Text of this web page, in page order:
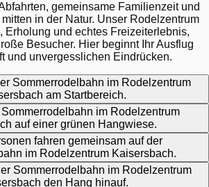
gemeinsame Familienzeit und
in der Natur. Unser Rodelzentrum
Erholung und echtes Freizeiterlebnis,
Besucher. Hier beginnt Ihr Ausflug
und unvergesslichen Eindrücken.
dem Rodelzentrum